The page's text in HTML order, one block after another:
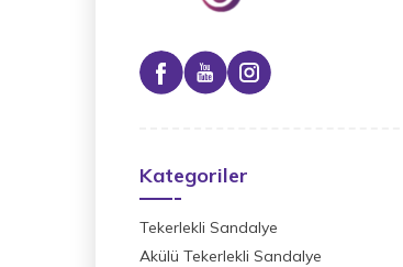
Kategoriler
Tekerlekli Sandalye
Akülü Tekerlekli Sandalye